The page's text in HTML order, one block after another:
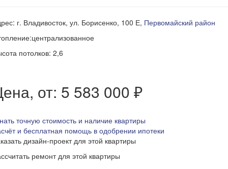
г. Владивосток, ул. Борисенко, 100 Е, Первомайский район
потолков: 2,6
от: 5 583 000 ₽
точную стоимость и наличие квартиры
и бесплатная помощь в одобрении ипотеки
дизайн-проект для этой квартиры
ремонт для этой квартиры